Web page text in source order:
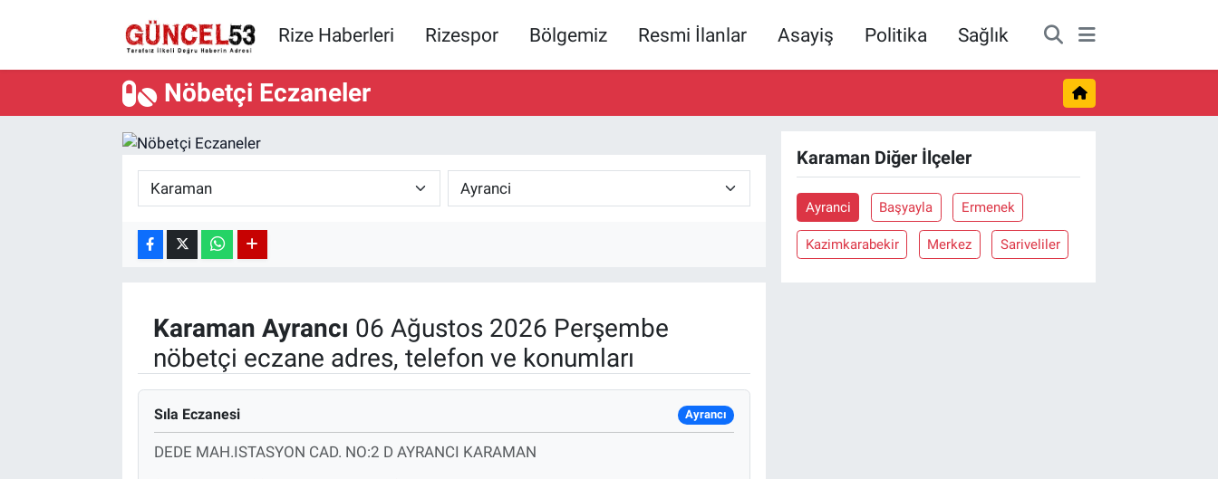
Rize Haberleri Rizespor Bölgemiz Resmi İlanlar Asayiş Politika Sağlık
Nöbetçi Eczaneler
Karaman Ayrancı 06 Ağustos 2026 Perşembe
nöbetçi eczane adres, telefon ve konumları
Sıla Eczanesi Ayrancı
DEDE MAH.ISTASYON CAD. NO:2 D AYRANCI KARAMAN
Karaman Diğer İlçeler
Ayranci Başyayla Ermenek
Kazimkarabekir Merkez Sariveliler